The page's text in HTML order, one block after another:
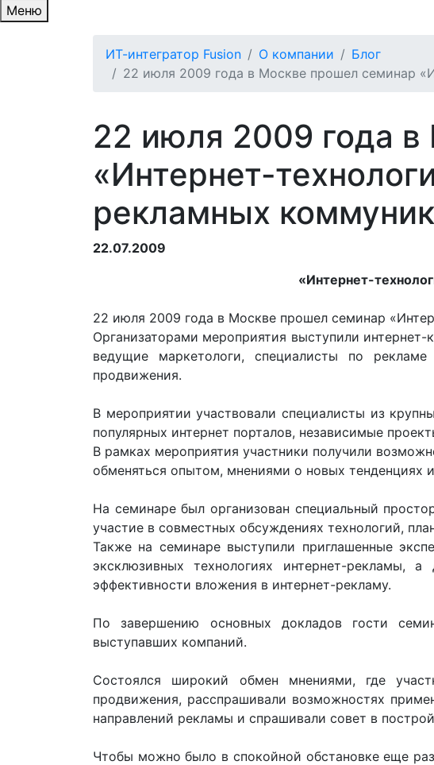
Меню
ИТ-интегратор Fusion О компании
Блог
22 июля 2009 года в Москве прошел семинар
22 июля 2009 года
«Интернет-
рекламных
22.07.2009
«Интернет-
22 июля 2009 года в Москве прошел семинар
Организаторами мероприятия выступили
ведущие маркетологи, специалисты по
продвижения.
В мероприятии участвовали специалисты из
популярных интернет порталов, независимые
В рамках мероприятия участники получили
обменяться опытом, мнениями о новых тенденциях
На семинаре был организован специальный
участие в совместных обсуждениях технологий,
Также на семинаре выступили приглашенные
эксклюзивных технологиях интернет-
эффективности вложения в интернет-рекламу.
По завершению основных докладов гости
выступавших компаний.
Состоялся широкий обмен мнениями, где
продвижения, расспрашивали возможностях
направлений рекламы и спрашивали совет в
Чтобы можно было в спокойной обстановке еще